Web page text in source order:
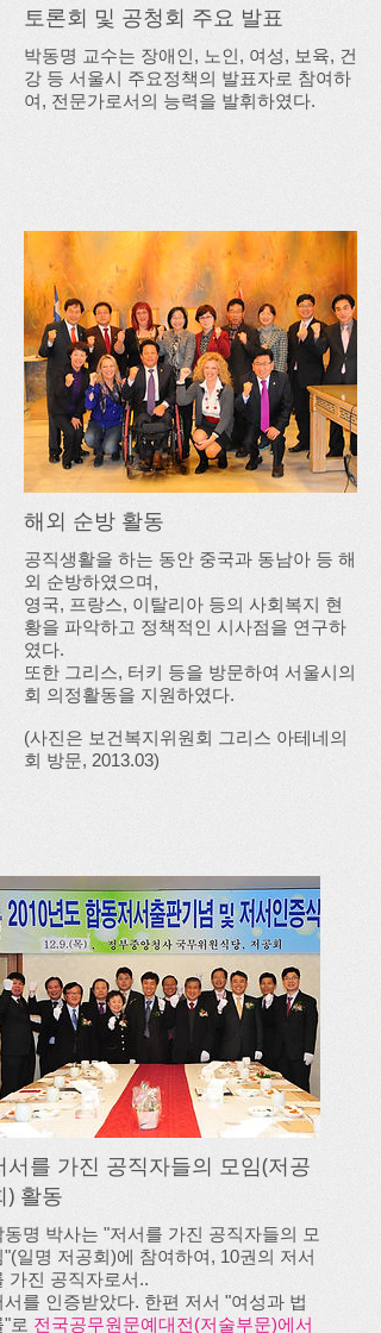
토론회 및 공청회 주요 발표
박동명 교수는 장애인, 노인, 여성, 보육, 건
강 등 서울시 주요정책의 발표자로 참여하
여, 전문가로서의 능력을 발휘하였다.
해외 순방 활동
공직생활을 하는 동안 중국과 동남아 등 해
외 순방하였으며,
영국, 프랑스, 이탈리아 등의 사회복지 현
황을 파악하고 정책적인 시사점을 연구하
였다.
또한 그리스, 터키 등을 방문하여 서울시의
회 의정활동을 지원하였다.
(사진은 보건복지위원회 그리스 아테네의
회 방문, 2013.03)
서를 가진 공직자들의 모임(저공
) 활동
동명 박사는 "저서를 가진 공직자들의 모
"(일명 저공회)에 참여하여, 10권의 저서
가진 공직자로서..
서를 인증받았다. ​한편 저서 "여성과 법
"로 전국공무원문예대전(저술부문)에서